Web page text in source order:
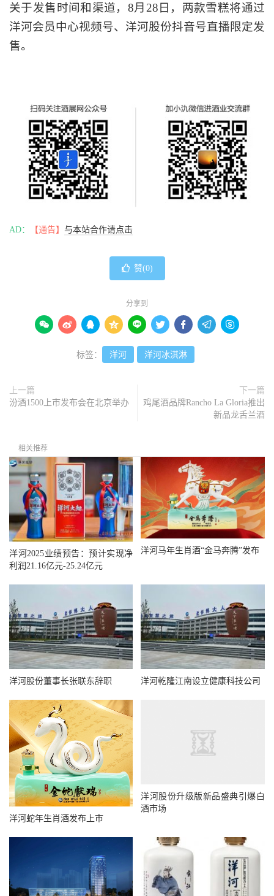
关于发售时间和渠道，8月28日，两款雪糕将通过
洋河会员中心视频号、洋河股份抖音号直播限定发
售。
AD： 【通告】 与本站合作请点击
赞(0)
分享到
        
标签： 洋河 洋河冰淇淋
上一篇
汾酒1500上市发布会在北京举办
下一篇
鸡尾酒品牌Rancho La Gloria推出
新品龙舌兰酒
相关推荐
洋河2025业绩预告：预计实现净
利润21.16亿元-25.24亿元
洋河马年生肖酒“金马奔腾”发布
洋河股份董事长张联东辞职 洋河乾隆江南设立健康科技公司
洋河蛇年生肖酒发布上市
洋河股份升级版新品盛典引爆白
酒市场